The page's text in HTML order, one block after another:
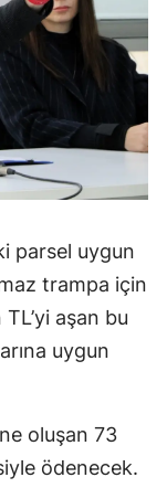
parsel uygun
trampa için
aşan bu
uygun
oluşan 73
ödenecek.